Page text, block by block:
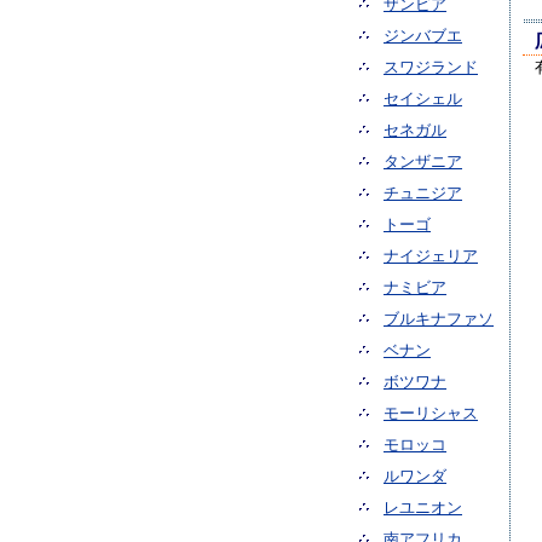
ザンビア
ジンバブエ
スワジランド
セイシェル
セネガル
タンザニア
チュニジア
トーゴ
ナイジェリア
ナミビア
ブルキナファソ
ベナン
ボツワナ
モーリシャス
モロッコ
ルワンダ
レユニオン